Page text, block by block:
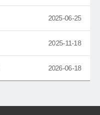
2025-06-25
2025-11-18
2026-06-18